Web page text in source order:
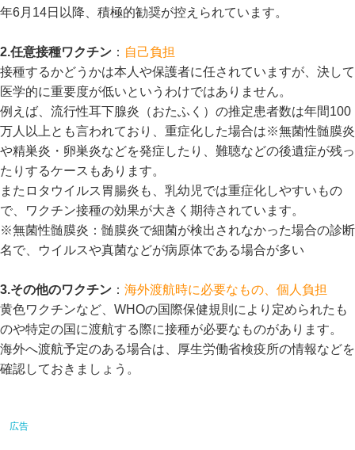
年6月14日以降、積極的勧奨が控えられています。
2.任意接種ワクチン ： 自己負担
接種するかどうかは本人や保護者に任されていますが、決して
医学的に重要度が低いというわけではありません。
例えば、流行性耳下腺炎（おたふく）の推定患者数は年間100
万人以上とも言われており、重症化した場合は※無菌性髄膜炎
や精巣炎・卵巣炎などを発症したり、難聴などの後遺症が残っ
たりするケースもあります。
またロタウイルス胃腸炎も、乳幼児では重症化しやすいもの
で、ワクチン接種の効果が大きく期待されています。
※無菌性髄膜炎：髄膜炎で細菌が検出されなかった場合の診断
名で、ウイルスや真菌などが病原体である場合が多い
3.その他のワクチン ： 海外渡航時に必要なもの、個人負担
黄色ワクチンなど、WHOの国際保健規則により定められたも
のや特定の国に渡航する際に接種が必要なものがあります。
海外へ渡航予定のある場合は、
厚生労働省検疫所の情報などを
確認しておきましょう。